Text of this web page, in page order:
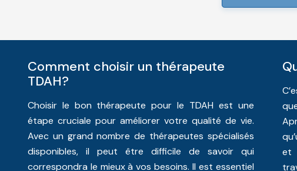
Comment choisir un thérapeute
TDAH?
Choisir le bon thérapeute pour le TDAH est une
étape cruciale pour améliorer votre qualité de vie.
Avec un grand nombre de thérapeutes spécialisés
disponibles, il peut être difficile de savoir qui
correspondra le mieux à vos besoins. Il est essentiel
et